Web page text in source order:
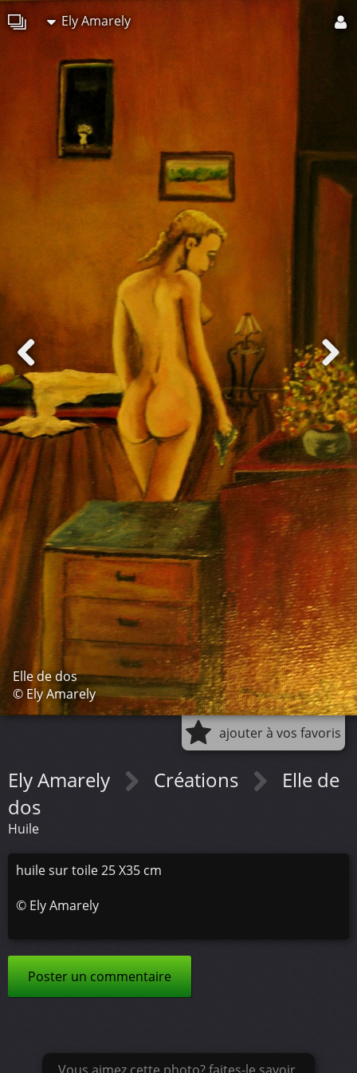
Ely Amarely
Elle de dos
© Ely Amarely
ajouter à vos favoris
Ely Amarely Créations
Elle de
dos
Huile
huile sur toile 25 X35 cm
© Ely Amarely
Poster un commentaire
Vous aimez cette photo? faites-le savoir.